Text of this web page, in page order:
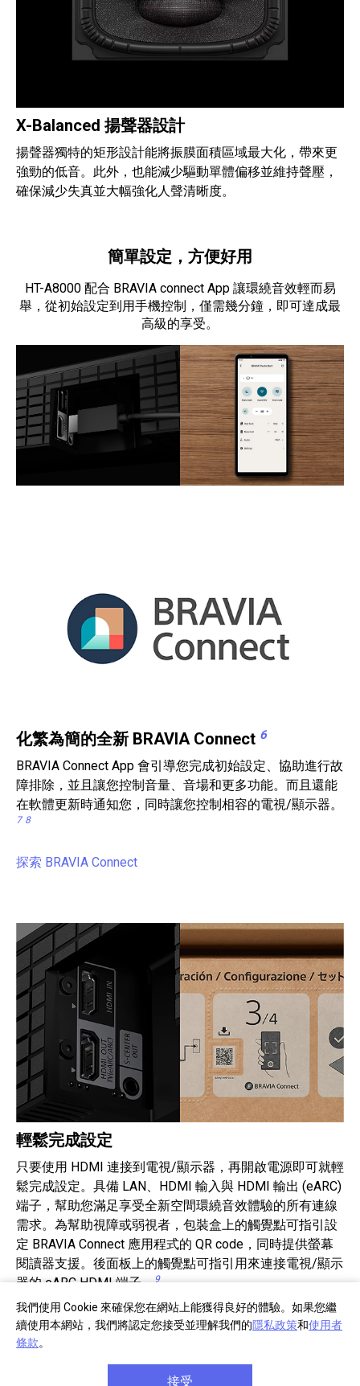
我們使用 Cookie 來確保您在網站上能獲得良好的體驗。如果您繼
續使用本網站，我們將認定您接受並理解我們的隱私政策和使用者
條款。
接受
X-Balanced 揚聲器設計
揚聲器獨特的矩形設計能將振膜面積區域最大化，帶來更
強勁的低音。此外，也能減少驅動單體偏移並維持聲壓，
確保減少失真並大幅強化人聲清晰度。
簡單設定，方便好用
HT-A8000 配合 BRAVIA connect App 讓環繞音效輕而易
舉，從初始設定到用手機控制，僅需幾分鐘，即可達成最
高級的享受。
化繁為簡的全新 BRAVIA Connect 6
BRAVIA Connect App 會引導您完成初始設定、協助進行故
障排除，並且讓您控制音量、音場和更多功能。而且還能
在軟體更新時通知您，同時讓您控制相容的電視/顯示器。
7 8
探索 BRAVIA Connect
輕鬆完成設定
只要使用 HDMI 連接到電視/顯示器，再開啟電源即可就輕
鬆完成設定。具備 LAN、HDMI 輸入與 HDMI 輸出 (eARC)
端子，幫助您滿足享受全新空間環繞音效體驗的所有連線
需求。為幫助視障或弱視者，包裝盒上的觸覺點可指引設
定 BRAVIA Connect 應用程式的 QR code，同時提供螢幕
閱讀器支援。後面板上的觸覺點可指引用來連接電視/顯示
器的 eARC HDMI 端子。
9